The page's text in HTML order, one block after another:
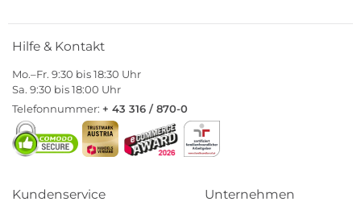
Hilfe & Kontakt
Mo.–Fr. 9:30 bis 18:30 Uhr
Sa. 9:30 bis 18:00 Uhr
Telefonnummer: + 43 316 / 870-0
Kundenservice Unternehmen